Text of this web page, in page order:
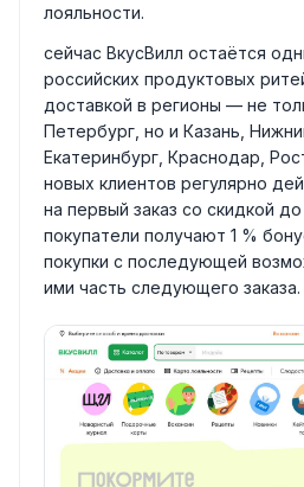
лояльности.
сейчас ВкусВилл остаётся
российских продуктовых
доставкой в регионы — не
Петербург, но и Казань,
Екатеринбург, Краснодар,
новых клиентов регулярно
на первый заказ со скидкой
покупатели получают 1 %
покупки с последующей
ими часть следующего заказа.